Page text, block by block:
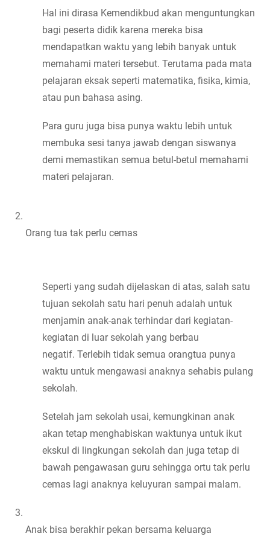
Hal ini dirasa Kemendikbud akan menguntungkan
bagi peserta didik karena mereka bisa
mendapatkan waktu yang lebih banyak untuk
memahami materi tersebut. Terutama pada mata
pelajaran eksak seperti matematika, fisika, kimia,
atau pun bahasa asing.
Para guru juga bisa punya waktu lebih untuk
membuka sesi tanya jawab dengan siswanya
demi memastikan semua betul-betul memahami
materi pelajaran.
Orang tua tak perlu cemas
Seperti yang sudah dijelaskan di atas, salah satu
tujuan sekolah satu hari penuh adalah untuk
menjamin anak-anak terhindar dari kegiatan-
kegiatan di luar sekolah yang berbau
negatif. Terlebih tidak semua orangtua punya
waktu untuk mengawasi anaknya sehabis pulang
sekolah.
Setelah jam sekolah usai, kemungkinan anak
akan tetap menghabiskan waktunya untuk ikut
ekskul di lingkungan sekolah dan juga tetap di
bawah pengawasan guru sehingga ortu tak perlu
cemas lagi anaknya keluyuran sampai malam.
Anak bisa berakhir pekan bersama keluarga